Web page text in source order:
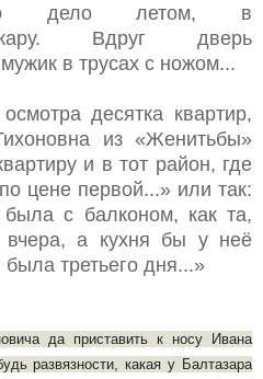
дело летом, в
жару. Вдруг дверь
в трусах с ножом...
десятка квартир,
из «Женитьбы»
и в тот район, где
цене первой...» или так:
с балконом, как та,
вчера, а кухня бы у неё
третьего дня...»
да приставить к носу Ивана
развязности, какая у Балтазара